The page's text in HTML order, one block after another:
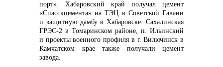
+7 (423) 234 50 50
порт». Хабаровский край получал цемент
«Спасскцемента» на ТЭЦ в Советской Гавани
и защитную дамбу в Хабаровске. Сахалинская
ГРЭС-2 в Томаринском районе, п. Ильинский
и проекты военного профиля в г. Вилючинск в
Камчатском крае также получали цемент
завода.